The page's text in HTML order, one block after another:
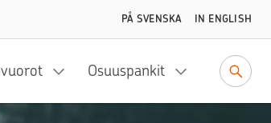
PÅ SVENSKA IN ENGLISH
Osuuspankit